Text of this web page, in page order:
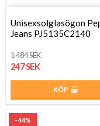
Unisexsolglasögon
Jeans PJ5135C2140
1 484 SEK
247 SEK
KÖP
- 44%